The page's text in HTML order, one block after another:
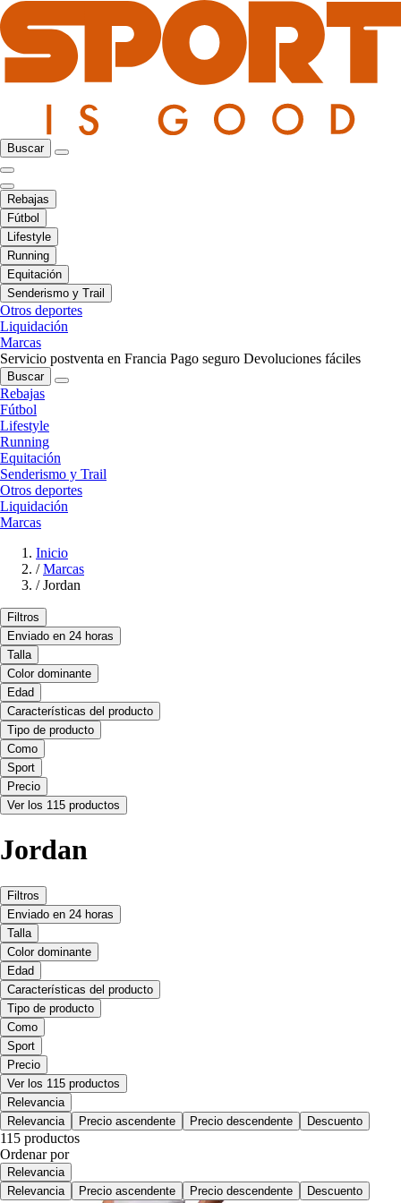
Buscar
Rebajas
Fútbol
Lifestyle
Running
Equitación
Senderismo y Trail
Otros deportes
Liquidación
Marcas
Servicio postventa en Francia Pago seguro Devoluciones fáciles
Buscar
Rebajas
Fútbol
Lifestyle
Running
Equitación
Senderismo y Trail
Otros deportes
Liquidación
Marcas
Inicio
/ Marcas
/ Jordan
Filtros
Enviado en 24 horas
Talla
Color dominante
Edad
Características del producto
Tipo de producto
Como
Sport
Precio
Ver los 115 productos
Jordan
Filtros
Enviado en 24 horas
Talla
Color dominante
Edad
Características del producto
Tipo de producto
Como
Sport
Precio
Ver los 115 productos
Relevancia
Relevancia
Precio ascendente Precio descendente Descuento
115 productos
Ordenar por
Relevancia
Relevancia
Precio ascendente Precio descendente Descuento